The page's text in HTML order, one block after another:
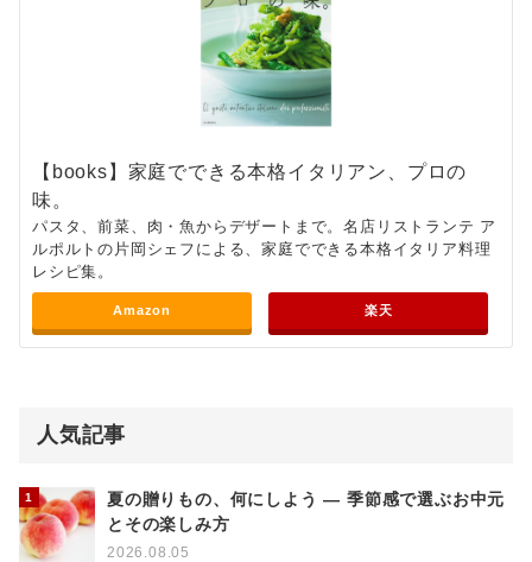
【books】家庭でできる本格イタリアン、プロの
味。
パスタ、前菜、肉・魚からデザートまで。名店リストランテ ア
ルポルトの片岡シェフによる、家庭でできる本格イタリア料理
レシピ集。
Amazon 楽天
人気記事
夏の贈りもの、何にしよう ― 季節感で選ぶお中元
とその楽しみ方
2026.08.05